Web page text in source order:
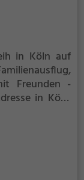
in Köln auf
Freunden -
in Köln.
auf ihre